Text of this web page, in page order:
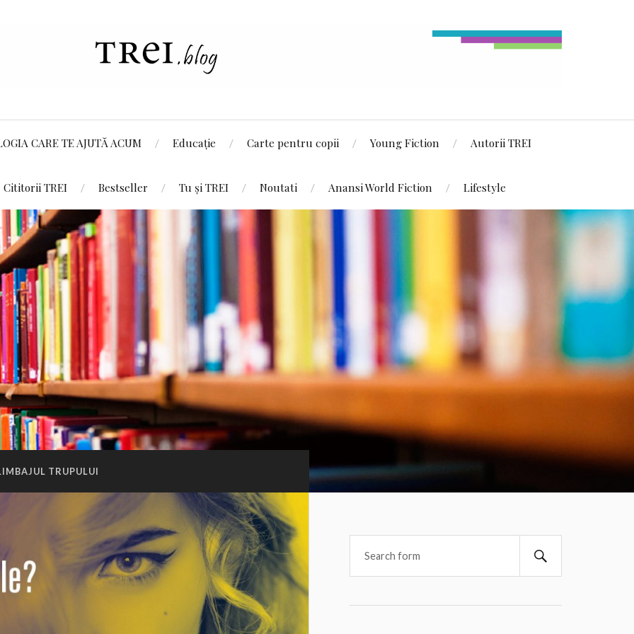
CARE TE AJUTĂ ACUM Educație Carte pentru copii Young Fiction Autorii TREI
Cititorii TREI Bestseller Tu și TREI Noutati Anansi World Fiction Lifestyle
TRUPULUI